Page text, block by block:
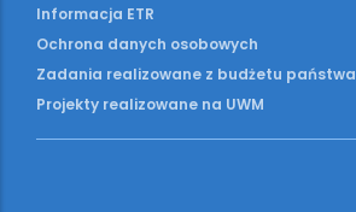
Informacja ETR
Ochrona danych osobowych
Zadania realizowane z budżetu państwa
Projekty realizowane na UWM